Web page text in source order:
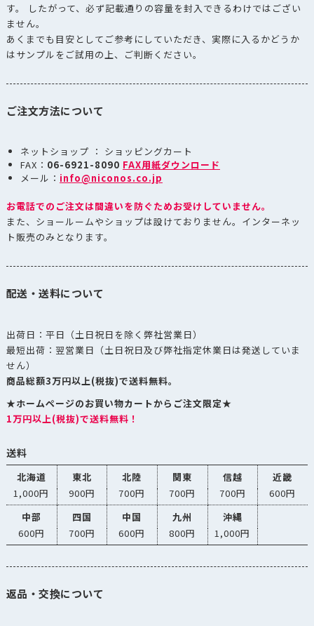
す。 したがって、必ず記載通りの容量を封入できるわけではござい
ません。
あくまでも目安としてご参考にしていただき、実際に入るかどうか
はサンプルをご試用の上、ご判断ください。
ご注文方法について
ネットショップ ： ショッピングカート
FAX： 06-6921-8090 FAX用紙ダウンロード
メール： info@niconos.co.jp
お電話でのご注文は間違いを防ぐためお受けしていません。
また、ショールームやショップは設けておりません。インターネッ
ト販売のみとなります。
配送・送料について
出荷日：平日（土日祝日を除く弊社営業日）
最短出荷：翌営業日（土日祝日及び弊社指定休業日は発送していま
せん）
商品総額3万円以上(税抜)で送料無料。
★ホームページのお買い物カートからご注文限定★
1万円以上(税抜)で送料無料！
送料
北海道 東北 北陸 関東 信越
近畿
1,000円
900円 700円 700円 700円
600円
中部
四国 中国 九州
沖縄
600円
700円 600円 800円 1,000円
返品・交換について